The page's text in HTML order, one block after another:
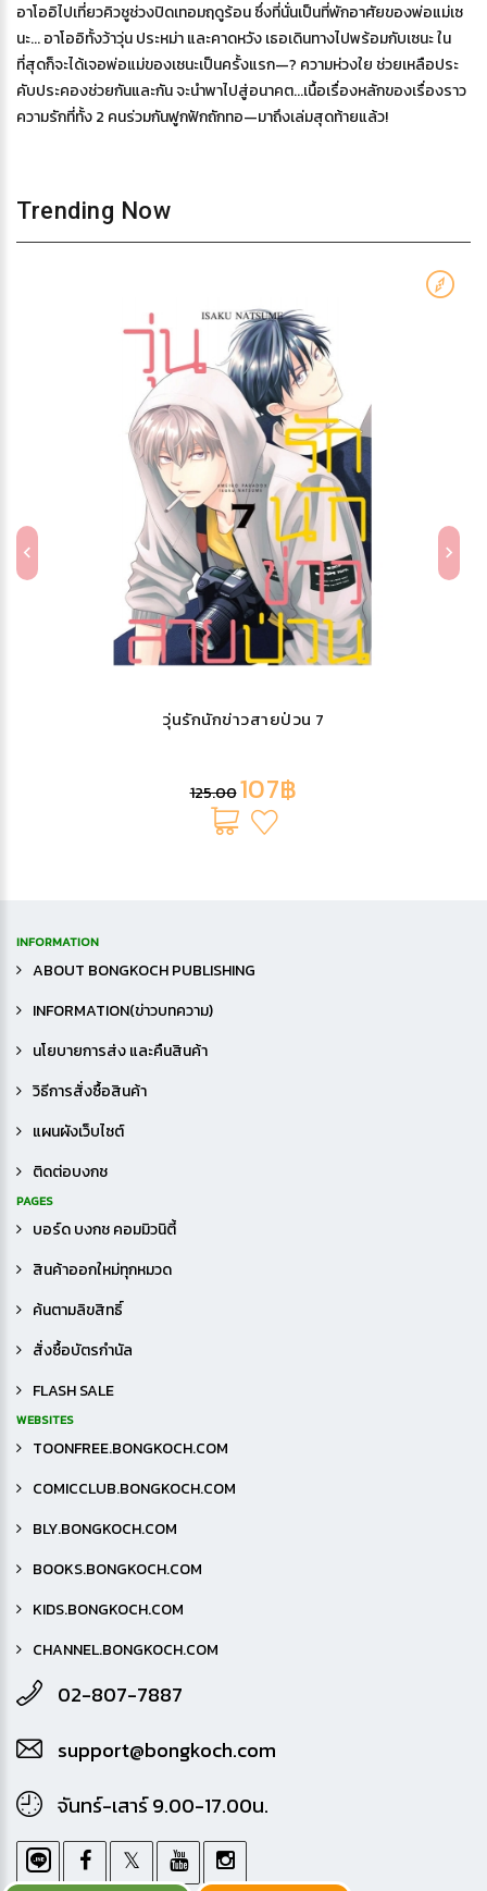
อาโออิไปเที่ยวคิวชูช่วงปิดเทอมฤดูร้อน ซึ่งที่นั่นเป็นที่พักอาศัยของพ่อแม่เซ
นะ... อาโออิทั้งว้าวุ่น ประหม่า และคาดหวัง เธอเดินทางไปพร้อมกับเซนะ ใน
ที่สุดก็จะได้เจอพ่อแม่ของเซนะเป็นครั้งแรก—? ความห่วงใย ช่วยเหลือประ
คับประคองช่วยกันและกัน จะนำพาไปสู่อนาคต...เนื้อเรื่องหลักของเรื่องราว
ความรักที่ทั้ง 2 คนร่วมกันฟูกฟักถักทอ—มาถึงเล่มสุดท้ายแล้ว!
Trending Now
วุ่นรักนักข่าวสายป่วน 7
125.00107฿
INFORMATION
ABOUT BONGKOCH PUBLISHING
INFORMATION(ข่าวบทความ)
นโยบายการส่ง และคืนสินค้า
วิธีการสั่งซื้อสินค้า
แผนผังเว็บไซต์
ติดต่อบงกช
PAGES
บอร์ด บงกช คอมมิวนิตี้
สินค้าออกใหม่ทุกหมวด
ค้นตามลิขสิทธิ์
สั่งซื้อบัตรกำนัล
FLASH SALE
WEBSITES
TOONFREE.BONGKOCH.COM
COMICCLUB.BONGKOCH.COM
BLY.BONGKOCH.COM
BOOKS.BONGKOCH.COM
KIDS.BONGKOCH.COM
CHANNEL.BONGKOCH.COM
02-807-7887
support@bongkoch.com
จันทร์-เสาร์ 9.00-17.00น.